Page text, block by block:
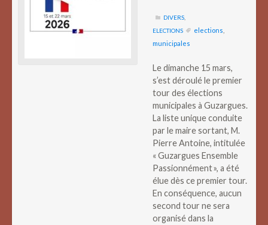
DIVERS
ELECTIONS
elections
municipales
Le dimanche 15 mars,
s’est déroulé le premier
tour des élections
municipales à Guzargues.
La liste unique conduite
par le maire sortant, M.
Pierre Antoine, intitulée
« Guzargues Ensemble
Passionnément », a été
élue dès ce premier tour.
En conséquence, aucun
second tour ne sera
organisé dans la